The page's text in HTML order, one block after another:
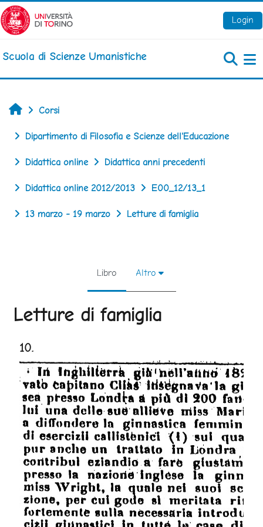
Vai al contenuto principale
Login
Scuola di Scienze Umanistiche
Home
Corsi
Dipartimento di Filosofia e Scienze dell'Educazione
Didattica online Didattica anni precedenti
Didattica online 2012/2013 E00_12/13_1
13 marzo - 19 marzo Letture di famiglia
Libro Altro
Letture di famiglia
10.